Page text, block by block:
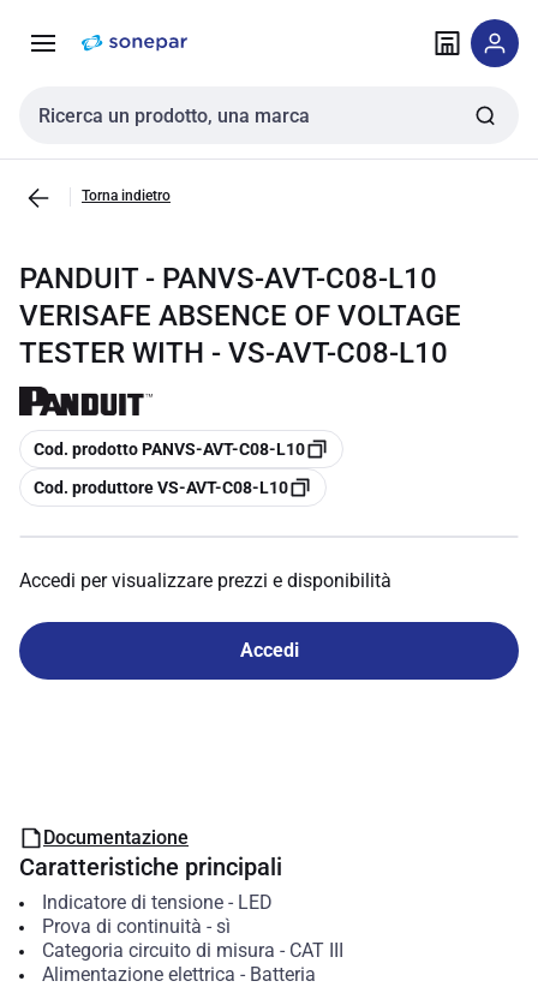
navigazione alla
Cerca input
Torna indietro
PANDUIT - PANVS-AVT-C08-L10
VERISAFE ABSENCE OF VOLTAGE
TESTER WITH - VS-AVT-C08-L10
copia
Cod. prodotto PANVS-AVT-C08-L10
copia
Cod. produttore VS-AVT-C08-L10
Accedi per visualizzare prezzi e disponibilità
Accedi
Documentazione
Caratteristiche principali
Indicatore di tensione- LED
Prova di continuità - sì
Categoria circuito di misura - CAT III
Alimentazione elettrica - Batteria